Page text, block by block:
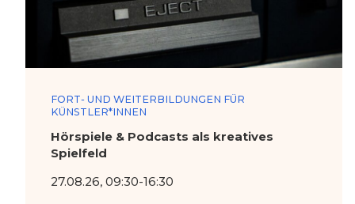
FORT- UND WEITERBILDUNGEN FÜR
KÜNSTLER*INNEN
Hörspiele & Podcasts als kreatives
Spielfeld
27.08.26, 09:30-16:30